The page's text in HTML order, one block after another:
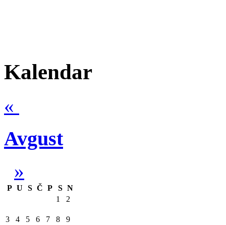
Kalendar
«
Avgust
»
P U S Č P S N
1
2
3 4 5 6 7 8 9